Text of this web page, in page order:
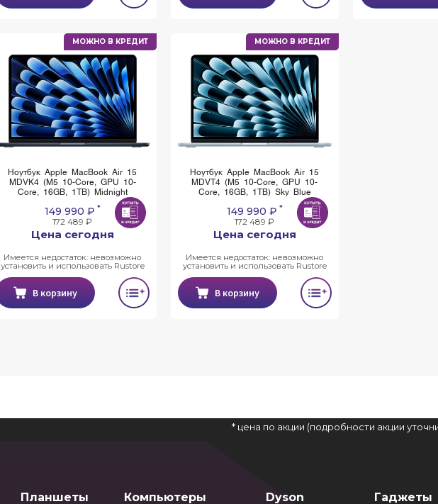
МОЖНО В КРЕДИТ
Ноутбук Apple MacBook Air 15
MDVK4 (M5 10-Core, GPU 10-
Core, 16GB, 1TB) Midnight
149 990 ₽ *
172 489 ₽
Цена сегодня
Имеется недостаток: невозможно
установить и использовать Rustore
В корзину
МОЖНО В КРЕДИТ
Ноутбук Apple MacBook Air 15
MDVT4 (M5 10-Core, GPU 10-
Core, 16GB, 1TB) Sky Blue
149 990 ₽ *
172 489 ₽
Цена сегодня
Имеется недостаток: невозможно
установить и использовать Rustore
В корзину
* цена по акции (подробности акции
Планшеты Компьютеры Dyson Гаджеты